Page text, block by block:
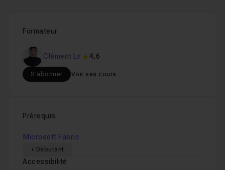
Formateur
Clément Lv 4,6
S'abonner Voir ses cours
Prérequis
Microsoft Fabric
Débutant
Accessibilité